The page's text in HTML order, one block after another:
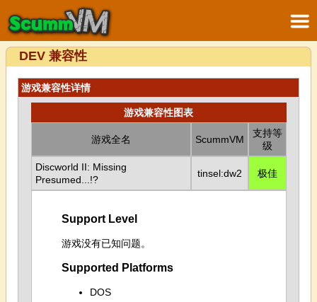
DEV 兼容性
游戏兼容性详情
游戏兼容性图表
游戏全名 ScummVM
支持等
级
Discworld II: Missing
Presumed...!?
tinsel:dw2 极佳
Support Level
游戏没有已知问题。
Supported Platforms
DOS